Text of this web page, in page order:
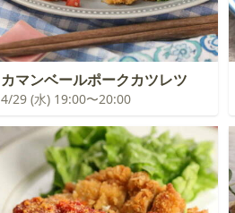
カマンベールポークカツレツ
4/29 (水) 19:00〜20:00